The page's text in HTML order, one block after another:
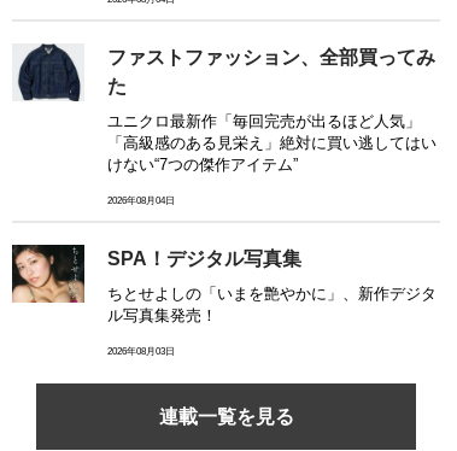
ファストファッション、全部買ってみ
た
ユニクロ最新作「毎回完売が出るほど人気」
「高級感のある見栄え」絶対に買い逃してはい
けない“7つの傑作アイテム”
2026年08月04日
SPA！デジタル写真集
ちとせよしの「いまを艶やかに」、新作デジタ
ル写真集発売！
2026年08月03日
連載一覧を見る